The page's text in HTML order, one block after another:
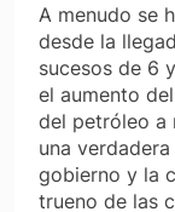
A menudo se
desde la
sucesos de 6
el aumento
del petróleo a
una
gobierno y la
trueno de las